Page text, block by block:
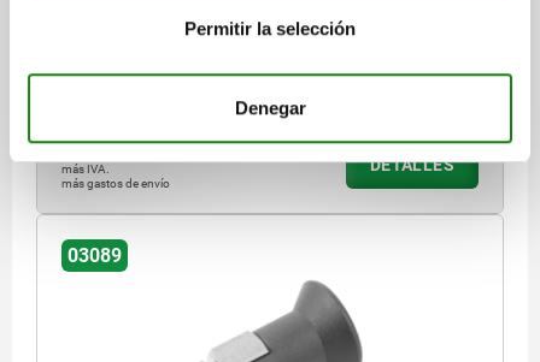
Permitir la selección
Denegar
FUERZA DEL MUELLE INICIAL F1 APROX. N=7
$341.04
más IVA.
más gastos de envío
DETALLES
03089